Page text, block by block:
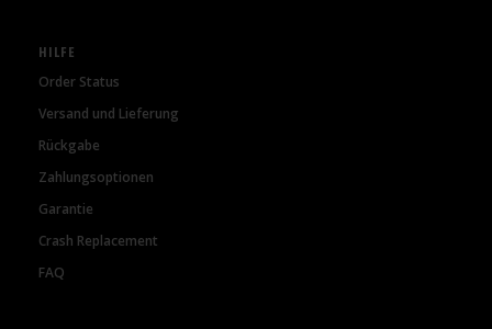
HILFE
Order Status
Versand und Lieferung
Rückgabe
Zahlungsoptionen
Garantie
Crash Replacement
FAQ